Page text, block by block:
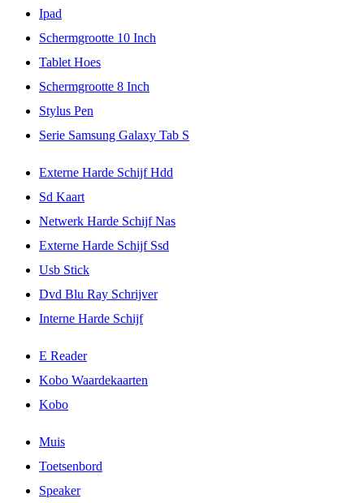
Ipad
Schermgrootte 10 Inch
Tablet Hoes
Schermgrootte 8 Inch
Stylus Pen
Serie Samsung Galaxy Tab S
Externe Harde Schijf Hdd
Sd Kaart
Netwerk Harde Schijf Nas
Externe Harde Schijf Ssd
Usb Stick
Dvd Blu Ray Schrijver
Interne Harde Schijf
E Reader
Kobo Waardekaarten
Kobo
Muis
Toetsenbord
Speaker